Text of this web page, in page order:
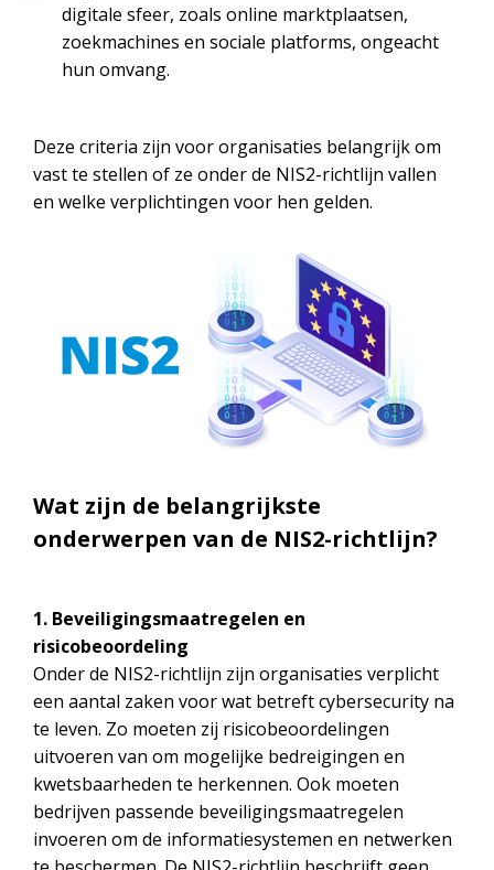
digitale sfeer, zoals online marktplaatsen,
zoekmachines en sociale platforms, ongeacht
hun omvang.
Deze criteria zijn voor organisaties belangrijk om
vast te stellen of ze onder de NIS2-richtlijn vallen
en welke verplichtingen voor hen gelden.
Wat zijn de belangrijkste
onderwerpen van de NIS2-richtlijn?
1. Beveiligingsmaatregelen en
risicobeoordeling
Onder de NIS2-richtlijn zijn organisaties verplicht
een aantal zaken voor wat betreft cybersecurity na
te leven. Zo moeten zij risicobeoordelingen
uitvoeren van om mogelijke bedreigingen en
kwetsbaarheden te herkennen. Ook moeten
bedrijven passende beveiligingsmaatregelen
invoeren om de informatiesystemen en netwerken